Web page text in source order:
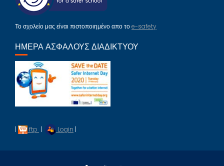
Το σχολείο μας είναι πιστοποιημένο απο τοe-safety
ΗΜΈΡΑ ΑΣΦΑΛΟΎΣ ΔΙΑΔΙΚΤΎΟΥ
| ftp | Login |